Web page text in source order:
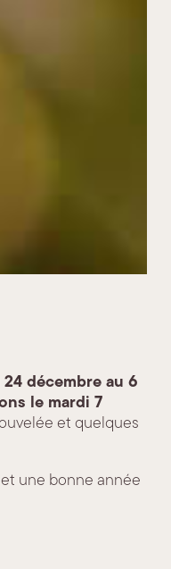
décembre au 6
le mardi 7
et quelques
une bonne année